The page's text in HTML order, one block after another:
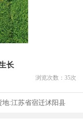
长
浏览次数： 35次
地:江苏省宿迁沭阳县